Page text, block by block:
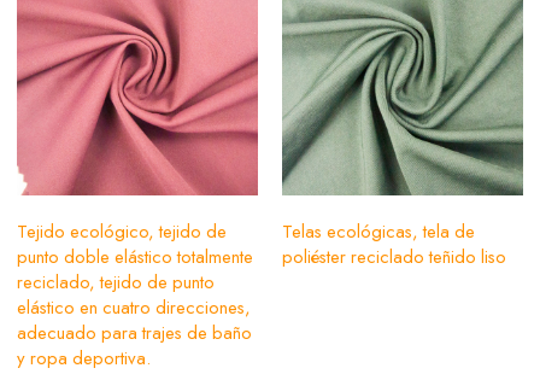
Tejido ecológico, tejido de
punto doble elástico totalmente
reciclado, tejido de punto
elástico en cuatro direcciones,
adecuado para trajes de baño
y ropa deportiva.
Telas ecológicas, tela de
poliéster reciclado teñido liso